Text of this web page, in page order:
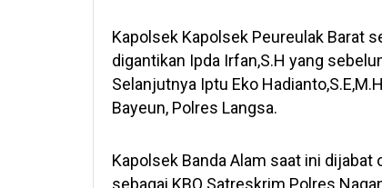
Kapolsek Kapolsek Peureulak Barat
digantikan Ipda Irfan,S.H yang
Selanjutnya Iptu Eko
Bayeun, Polres Langsa.
Kapolsek Banda Alam saat ini dijabat
sebagai KBO Satreskrim Polres